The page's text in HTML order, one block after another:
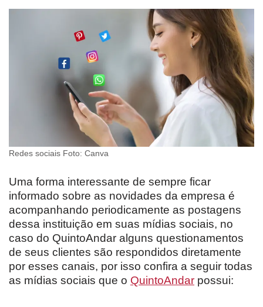
Redes sociais Foto: Canva
Uma forma interessante de sempre ficar
informado sobre as novidades da empresa é
acompanhando periodicamente as postagens
dessa instituição em suas mídias sociais, no
caso do QuintoAndar alguns questionamentos
de seus clientes são respondidos diretamente
por esses canais, por isso confira a seguir todas
as mídias sociais que o QuintoAndar possui: